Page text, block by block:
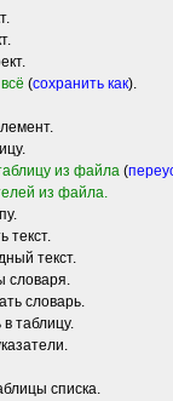
(сохранить как).
из файла (
из файла.
текст.
текст.
словаря.
словарь.
таблицу.
списка.